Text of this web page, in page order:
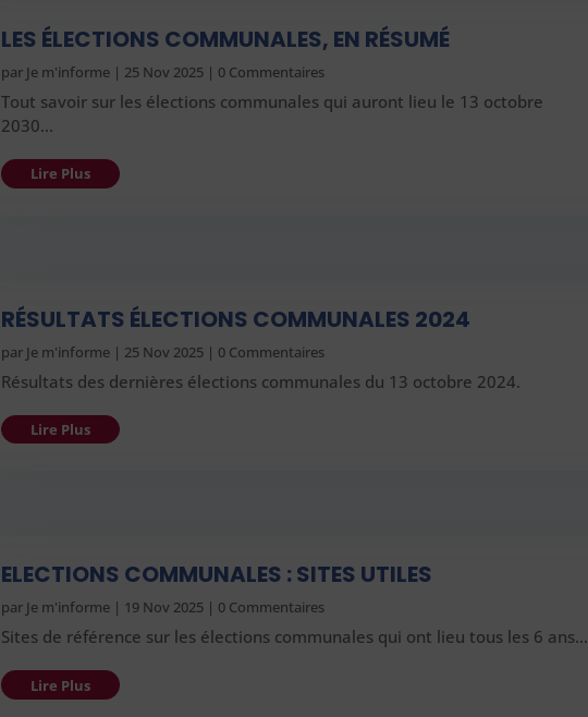
LES ÉLECTIONS COMMUNALES, EN RÉSUMÉ
par Je m'informe | 25 Nov 2025 | 0 Commentaires
Tout savoir sur les élections communales qui auront lieu le 13 octobre
2030…
Lire Plus
RÉSULTATS ÉLECTIONS COMMUNALES 2024
par Je m'informe | 25 Nov 2025 | 0 Commentaires
Résultats des dernières élections communales du 13 octobre 2024.
Lire Plus
ELECTIONS COMMUNALES : SITES UTILES
par Je m'informe | 19 Nov 2025 | 0 Commentaires
Sites de référence sur les élections communales qui ont lieu tous les 6 ans…
Lire Plus